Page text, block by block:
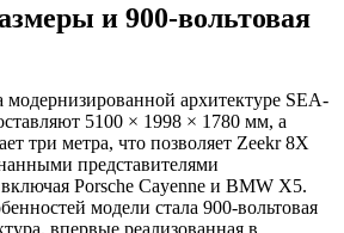
и 900-вольтовая
архитектуре SEA-
5100 × 1998 × 1780 мм, а
три метра, что позволяет Zeekr 8X
представителями
Porsche Cayenne и BMW X5.
модели стала 900-вольтовая